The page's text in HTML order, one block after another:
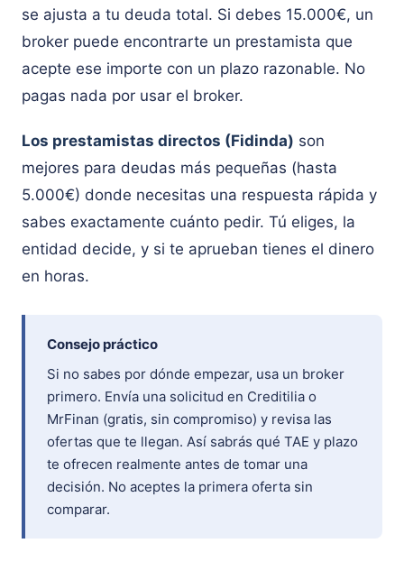
se ajusta a tu deuda total. Si debes 15.000€, un
broker puede encontrarte un prestamista que
acepte ese importe con un plazo razonable. No
pagas nada por usar el broker.
Los prestamistas directos (Fidinda) son
mejores para deudas más pequeñas (hasta
5.000€) donde necesitas una respuesta rápida y
sabes exactamente cuánto pedir. Tú eliges, la
entidad decide, y si te aprueban tienes el dinero
en horas.
Consejo práctico
Si no sabes por dónde empezar, usa un broker
primero. Envía una solicitud en Creditilia o
MrFinan (gratis, sin compromiso) y revisa las
ofertas que te llegan. Así sabrás qué TAE y plazo
te ofrecen realmente antes de tomar una
decisión. No aceptes la primera oferta sin
comparar.